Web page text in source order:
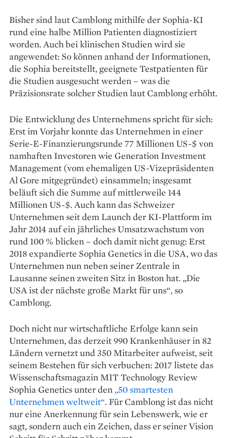
Bisher sind laut Camblong mithilfe der Sophia-KI
rund eine halbe Million Patienten diagnostiziert
worden. Auch bei klinischen Studien wird sie
angewendet: So können anhand der Informationen,
die Sophia bereitstellt, geeignete Testpatienten für
die Studien ausgesucht werden – was die
Präzisionsrate solcher Studien laut Camblong erhöht.
Die Entwicklung des Unternehmens spricht für sich:
Erst im Vorjahr konnte das Unternehmen in einer
Serie-E-Finanzierungsrunde 77 Millionen US-$ von
namhaften Investoren wie Generation Investment
Management (vom ehemaligen US-Vizepräsidenten
Al Gore mitgegründet) einsammeln; insgesamt
beläuft sich die Summe auf mittlerweile 144
Millionen US-$. Auch kann das Schweizer
Unternehmen seit dem Launch der KI-Plattform im
Jahr 2014 auf ein jährliches Umsatzwachstum von
rund 100 % blicken – doch damit nicht genug: Erst
2018 expandierte Sophia Genetics in die USA, wo das
Unternehmen nun neben seiner Zentrale in
Lausanne seinen zweiten Sitz in Boston hat. „Die
USA ist der nächste große Markt für uns“, so
Camblong.
Doch nicht nur wirtschaftliche Erfolge kann sein
Unternehmen, das derzeit 990 Krankenhäuser in 82
Ländern vernetzt und 350 Mitarbeiter aufweist, seit
seinem Bestehen für sich verbuchen: 2017 listete das
Wissenschaftsmagazin MIT Technology Review
Sophia Genetics unter den „50 smartesten
Unternehmen weltweit“. Für Camblong ist das nicht
nur eine Anerkennung für sein Lebenswerk, wie er
sagt, sondern auch ein Zeichen, dass er seiner Vision